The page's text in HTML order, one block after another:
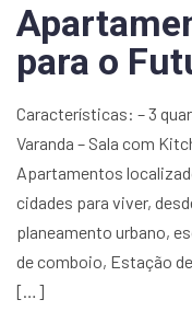
para o
Características: – 3
Varanda – Sala com
Apartamentos
cidades para viver,
planeamento urbano,
de comboio, Estação
[…]